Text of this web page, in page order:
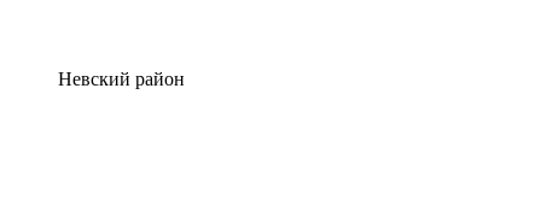
Невский район